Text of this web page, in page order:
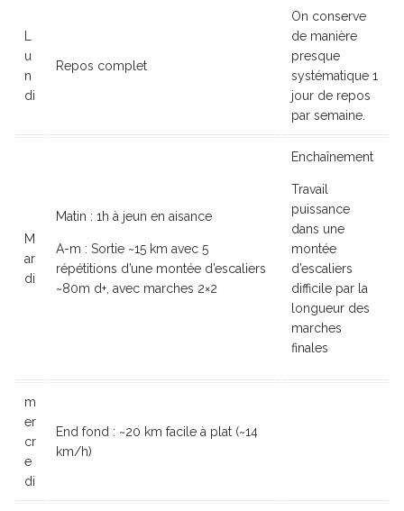
u
n
di
Repos complet
On conserve
de manière
presque
systématique 1
jour de repos
par semaine.
M
ar
di
Matin : 1h à jeun en aisance
A-m : Sortie ~15 km avec 5
répétitions d’une montée d’escaliers
~80m d+, avec marches 2×2
Enchaînement
Travail
puissance
dans une
montée
d’escaliers
difficile par la
longueur des
marches
finales
m
er
cr
e
di
End fond : ~20 km facile à plat (~14
km/h)